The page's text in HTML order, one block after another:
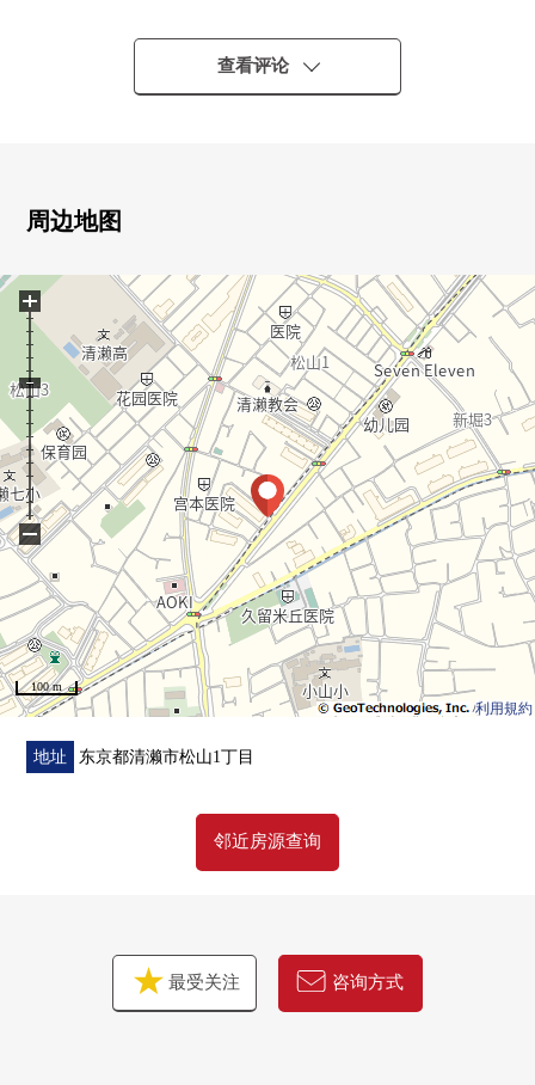
西武池袋线"清濑"车站步行8分钟
西武新宿线"花小金井"车站公共汽车19分"小山儿童学园"停
○最上階西南的1R
○张贴防盗门的瓷砖
○回家流迹线nino车站前有超市和便利店
○北口有大型商业设施在南口商店街
■ LIFE信息--------・・・・・
○ＯＫ清濑商店步行8分钟(约590m)
○7-Eleven清濑松山1丁目商店步行3分钟(约230m)
○doragguseimusu新座新堀商店步行8分钟(约590m)
○清濑第7小学步行10分钟(约740m)
○清濑第2中学步行25分钟(约1950m)
○东久留米小山邮局步行6分钟(约470m)
○医疗法人公司良江会久留米ka山冈医院步行4分钟(约
320m)
查看评论
周边地图
利用規約
100 m
+
−
地址 东京都清濑市松山1丁目
邻近房源查询
最受关注 咨询方式